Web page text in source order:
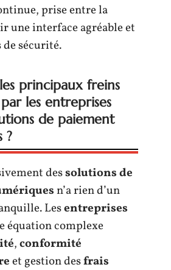
prise entre la
une interface agréable et
sécurité.
principaux freins
les entreprises
de paiement
?
dessolutions de
n’a rien d’un
Lesentreprises
équation complexe
,conformité
et gestion desfrais